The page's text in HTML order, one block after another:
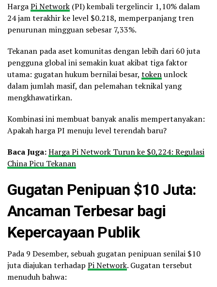
HargaPi Network (PI) kembali tergelincir 1,10% dalam
24 jam terakhir ke level $0.218, memperpanjang tren
penurunan mingguan sebesar 7,33%.
Tekanan pada aset komunitas dengan lebih dari 60 juta
pengguna global ini semakin kuat akibat tiga faktor
utama: gugatan hukum bernilai besar, tokenunlock
dalam jumlah masif, dan pelemahan teknikal yang
mengkhawatirkan.
Kombinasi ini membuat banyak analis mempertanyakan:
Apakah harga PI menuju level terendah baru?
Baca Juga:Harga Pi Network Turun ke $0,224: Regulasi
China Picu Tekanan
Gugatan Penipuan $10 Juta:
Ancaman Terbesar bagi
Kepercayaan Publik
Pada 9 Desember, sebuah gugatan penipuan senilai $10
juta diajukan terhadap Pi Network. Gugatan tersebut
menuduh bahwa: